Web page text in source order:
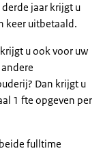
jaar krijgt u
keer uitbetaald.
u ook voor uw
Dan krijgt u
1 fte opgeven per
fulltime